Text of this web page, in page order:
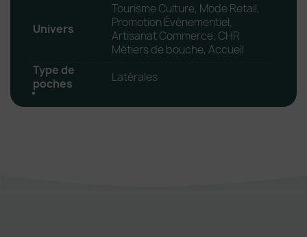
Univers
Tourisme Culture, Mode Retail,
Promotion Évènementiel,
Artisanat Commerce, CHR
Métiers de bouche, Accueil
Type de
poches
Latérales